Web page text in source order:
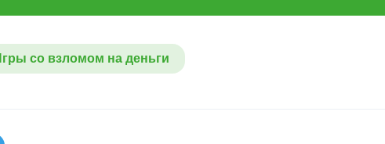
со взломом на деньги